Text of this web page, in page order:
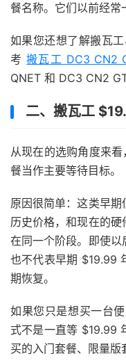
餐名称。它们以前经常
如果您还想了解搬瓦
考搬瓦工 DC3 CN2
QNET 和 DC3 CN2
二、搬瓦工
从现在的选购角度来
餐当作主要等待目标。
原因很简单：这类早
历史价格，和现在的
在同一个阶段。即使以
也不代表早期 $19.99
期恢复。
如果您只是想买一台
式不是一直等 $19.99
买的入门套餐、限量版